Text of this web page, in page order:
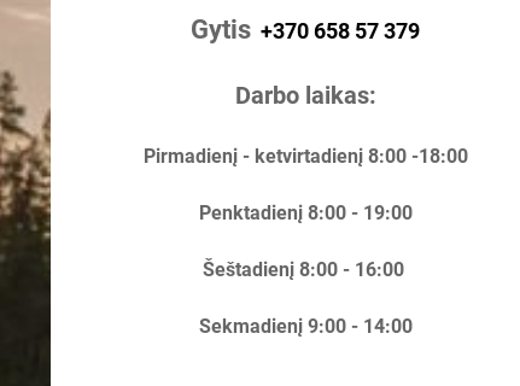
Gytis +370 658 57 379
Darbo laikas:
Pirmadienį - ketvirtadienį 8:00 -18:00
Penktadienį 8:00 - 19:00
Šeštadienį 8:00 - 16:00
Sekmadienį 9:00 - 14:00